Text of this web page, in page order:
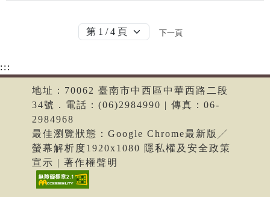
下一頁
:::
地址：70062 臺南市中西區中華西路二段
34號．電話：(06)2984990 | 傳真：06-
2984968
最佳瀏覽狀態：Google Chrome最新版╱
螢幕解析度1920x1080 隱私權及安全政策
宣示 | 著作權聲明